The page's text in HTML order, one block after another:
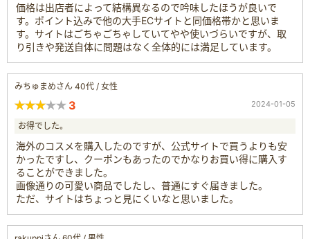
価格は出店者によって結構異なるので吟味したほうが良いで
す。ポイント込みで他の大手ECサイトと同価格帯かと思いま
す。サイトはごちゃごちゃしていてやや使いづらいですが、取
り引きや発送自体に問題はなく全体的には満足しています。
みちゅまめさん 40代 / 女性
3 2024-01-05
お得でした。
海外のコスメを購入したのですが、公式サイトで買うよりも安
かったですし、クーポンもあったのでかなりお買い得に購入す
ることができました。
画像通りの可愛い商品でしたし、普通にすぐ届きました。
ただ、サイトはちょっと見にくいなと思いました。